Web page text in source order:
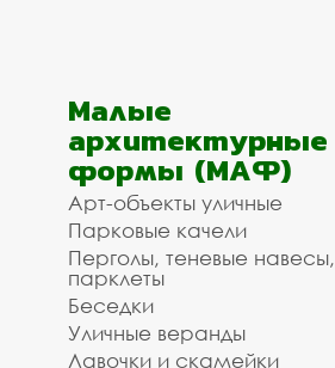
Малые
архитектурные
формы (МАФ)
Арт-объекты уличные
Парковые качели
Перголы, теневые навесы,
парклеты
Беседки
Уличные веранды
Лавочки и скамейки